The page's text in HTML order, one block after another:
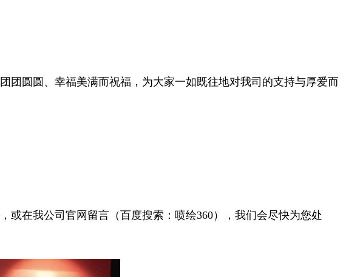
团圆圆、幸福美满而祝福，为大家一如既往地对我司的支持与厚爱而
在我公司官网留言（百度搜索：喷绘360），我们会尽快为您处